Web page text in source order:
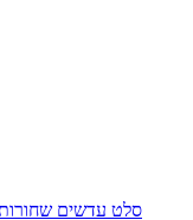
סלט עדשים